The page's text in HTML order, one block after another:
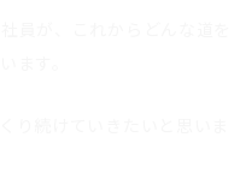
員が、これからどんな道を
ます。
り続けていきたいと思いま